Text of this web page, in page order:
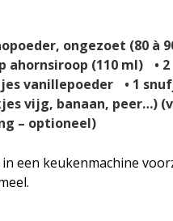
ongezoet (80 à
ahornsiroop (110 ml) • 2
vanillepoeder • 1
vijg, banaan, peer…)
– optioneel)
een keukenmachine